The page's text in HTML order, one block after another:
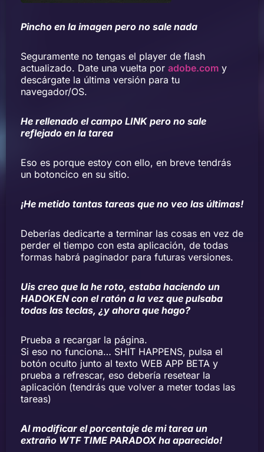
Pincho en la imagen pero no sale nada
Seguramente no tengas el player de flash
actualizado. Date una vuelta por adobe.com y
descárgate la última versión para tu
navegador/OS.
He rellenado el campo LINK pero no sale
reflejado en la tarea
Eso es porque estoy con ello, en breve tendrás
un botoncico en su sitio.
¡He metido tantas tareas que no veo las últimas!
Deberías dedicarte a terminar las cosas en vez de
perder el tiempo con esta aplicación, de todas
formas habrá paginador para futuras versiones.
Uis creo que la he roto, estaba haciendo un
HADOKEN con el ratón a la vez que pulsaba
todas las teclas, ¿y ahora que hago?
Prueba a recargar la página.
Si eso no funciona… SHIT HAPPENS, pulsa el
botón oculto junto al texto WEB APP BETA y
prueba a refrescar, eso debería resetear la
aplicación (tendrás que volver a meter todas las
tareas)
Al modificar el porcentaje de mi tarea un
extraño WTF TIME PARADOX ha aparecido!